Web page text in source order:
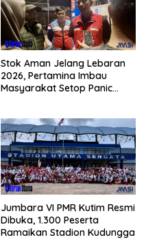
Stok Aman Jelang Lebaran
2026, Pertamina Imbau
Masyarakat Setop Panic
Jumbara VI PMR Kutim Resmi
Dibuka, 1.300 Peserta
Ramaikan Stadion Kudungga